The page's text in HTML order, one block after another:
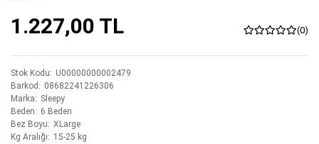
1.227,00 TL (0)
Stok Kodu
U00000000002479
Barkod
08682241226306
Marka
Sleepy
Beden
6 Beden
Bez Boyu
XLarge
Kg Aralığı
15-25 kg